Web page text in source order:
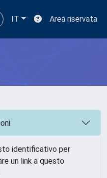
IT Area riservata
identificativo per
un link a questo